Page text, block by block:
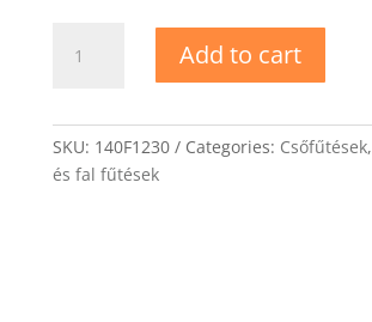
10T
quantity
Add to cart
SKU: 140F1230 Categories: Csőfűtések,
és fal fűtések